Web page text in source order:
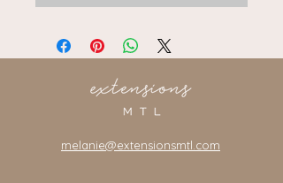
melanie@extensionsmtl.com